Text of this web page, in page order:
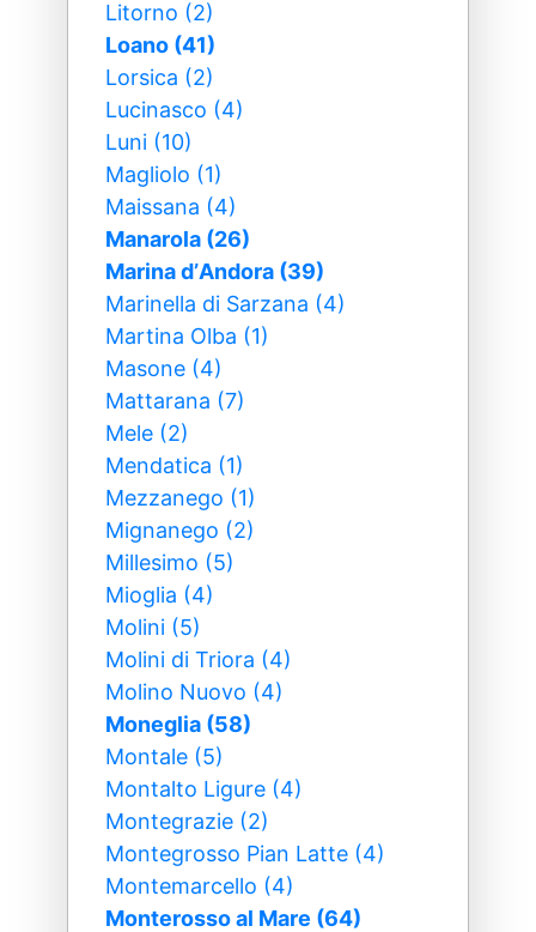
Litorno (2)
Loano (41)
Lorsica (2)
Lucinasco (4)
Luni (10)
Magliolo (1)
Maissana (4)
Manarola (26)
Marina dʼAndora (39)
Marinella di Sarzana (4)
Martina Olba (1)
Masone (4)
Mattarana (7)
Mele (2)
Mendatica (1)
Mezzanego (1)
Mignanego (2)
Millesimo (5)
Mioglia (4)
Molini (5)
Molini di Triora (4)
Molino Nuovo (4)
Moneglia (58)
Montale (5)
Montalto Ligure (4)
Montegrazie (2)
Montegrosso Pian Latte (4)
Montemarcello (4)
Monterosso al Mare (64)